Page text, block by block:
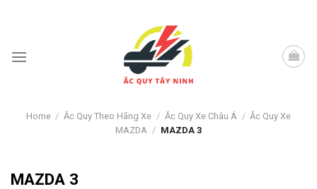
Home / Ắc Quy Theo Hãng Xe / Ắc Quy Xe Châu Á / Ắc Quy Xe
MAZDA / MAZDA 3
MAZDA 3